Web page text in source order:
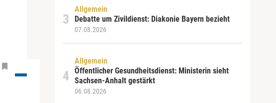
Allgemein
Debatte um Zivildienst: Diakonie Bayern bezieht
07.08.2026
Allgemein
Öffentlicher Gesundheitsdienst: Ministerin sieht
Sachsen-Anhalt gestärkt
06.08.2026